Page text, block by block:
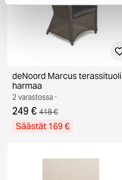
deNoord Marcus terassituoli
harmaa
2 varastossa ·
249 € 418 €
Säästät 169 €